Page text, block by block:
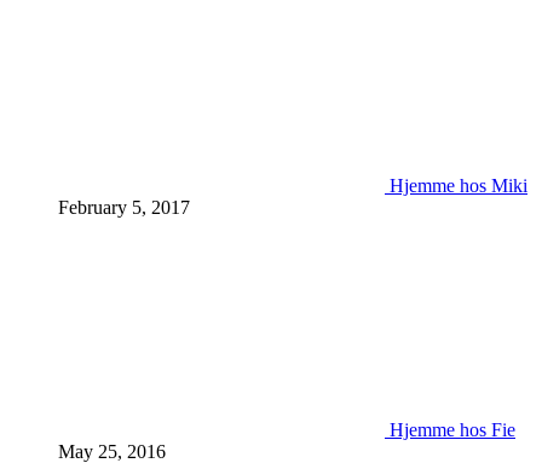
Hjemme hos Miki
February 5, 2017
Hjemme hos Fie
May 25, 2016